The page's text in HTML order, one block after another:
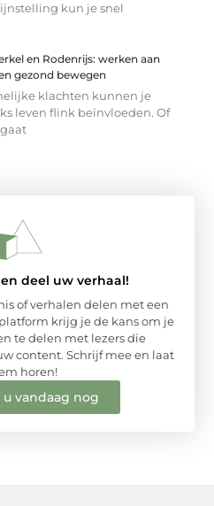
kun je snel
en Rodenrijs: werken aan
gezond bewegen
klachten kunnen je
leven flink beïnvloeden. Of
deel uw verhaal!
of verhalen delen met een
krijg je de kans om je
te delen met lezers die
content. Schrijf mee en laat
horen!
vandaag nog